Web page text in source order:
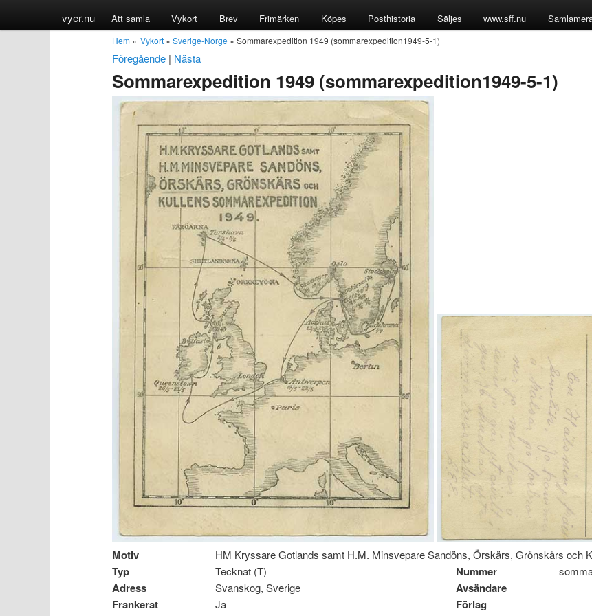
vyer.nu Att samla Vykort Brev Frimärken Köpes Posthistoria Säljes www.sff.nu
Hem » Vykort » Sverige-Norge » Sommarexpedition 1949 (sommarexpedition1949-5-1)
Föregående | Nästa
Sommarexpedition 1949 (sommarexpedition1949-5-1)
Motiv HM Kryssare Gotlands samt H.M. Minsvepare Sandöns, Örskärs, Grönskärs och
Typ Tecknat (T) Nummer
Adress Svanskog, Sverige
Avsändare
Frankerat
Ja
Förlag